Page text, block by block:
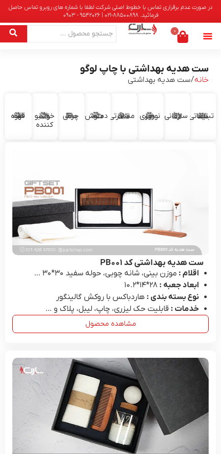
در صورت عدم برقراری تماس با خطوط اصلی شرکت لطفا با شماره های روبرو تماس حاصل
فرمائید. 88500898-021 | 9542026 - 0903
0
ست هدیه بهداشتی با چاپ لوگو
خانه/ ست هدیه بهداشتی
تبلیغاتی سازمانی نوروزی مسافرتی دمنوش چرمی
خوشبو
کننده
قهوه
ست هدیه بهداشتی کد PB۰۰۱
اقلام : موزن بینی، شانه چوبی، حوله سفید ۳۰*۳۰ …
ابعاد جعبه :
نوع بسته بندی : هاردباکس با روکش گالینگور
خدمات : قابلیت حک لیزری، چاپ، لیبل، پلاک و …
مشاهده محصول